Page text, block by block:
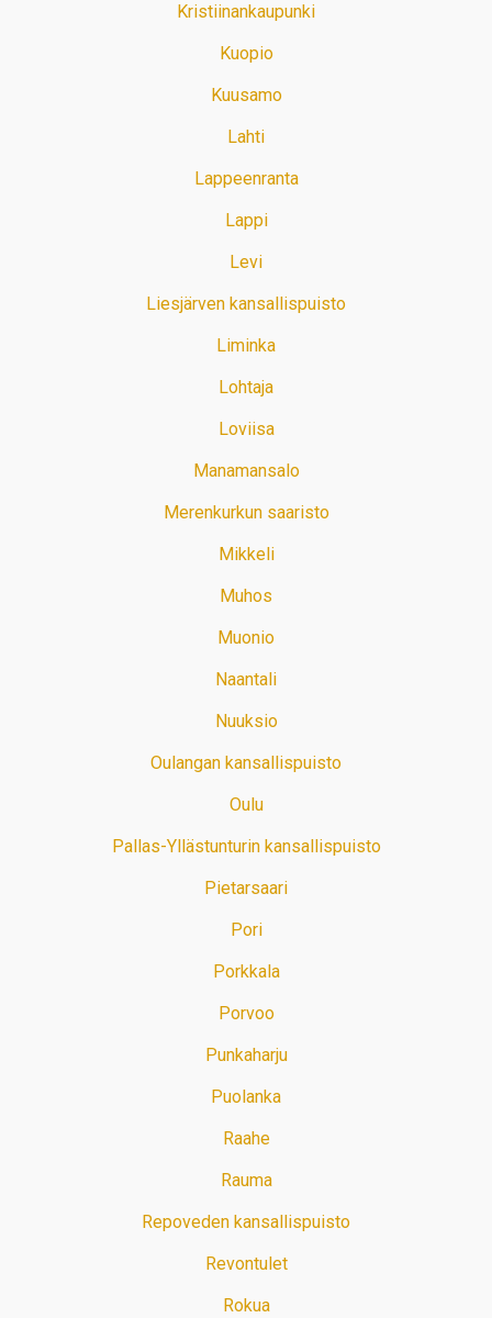
Kristiinankaupunki
Kuopio
Kuusamo
Lahti
Lappeenranta
Lappi
Levi
Liesjärven kansallispuisto
Liminka
Lohtaja
Loviisa
Manamansalo
Merenkurkun saaristo
Mikkeli
Muhos
Muonio
Naantali
Nuuksio
Oulangan kansallispuisto
Oulu
Pallas-Yllästunturin kansallispuisto
Pietarsaari
Pori
Porkkala
Porvoo
Punkaharju
Puolanka
Raahe
Rauma
Repoveden kansallispuisto
Revontulet
Rokua